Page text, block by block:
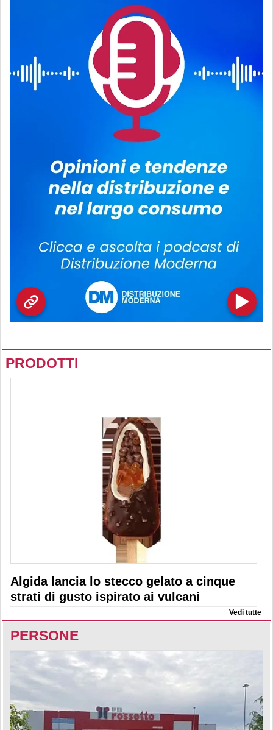
PRODOTTI
Algida lancia lo stecco gelato a cinque
strati di gusto ispirato ai vulcani
Vedi tutte
PERSONE